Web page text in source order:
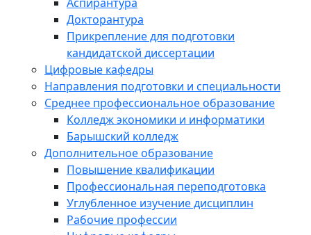
Докторантура
Прикрепление для подготовки
кандидатской диссертации
Цифровые кафедры
Направления подготовки и специальности
Среднее профессиональное образование
Колледж экономики и информатики
Барышский колледж
Дополнительное образование
Повышение квалификации
Профессиональная переподготовка
Углубленное изучение дисциплин
Рабочие профессии